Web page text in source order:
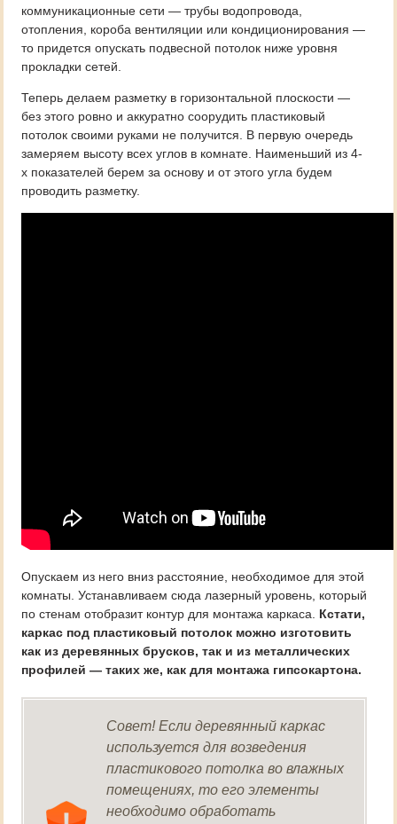
коммуникационные сети — трубы водопровода,
отопления, короба вентиляции или кондиционирования —
то придется опускать подвесной потолок ниже уровня
прокладки сетей.
Теперь делаем разметку в горизонтальной плоскости —
без этого ровно и аккуратно соорудить пластиковый
потолок своими руками не получится. В первую очередь
замеряем высоту всех углов в комнате. Наименьший из 4-
х показателей берем за основу и от этого угла будем
проводить разметку.
Опускаем из него вниз расстояние, необходимое для этой
комнаты. Устанавливаем сюда лазерный уровень, который
по стенам отобразит контур для монтажа каркаса. Кстати,
каркас под пластиковый потолок можно изготовить
как из деревянных брусков, так и из металлических
профилей — таких же, как для монтажа гипсокартона.
Совет! Если деревянный каркас
используется для возведения
пластикового потолка во влажных
помещениях, то его элементы
необходимо обработать